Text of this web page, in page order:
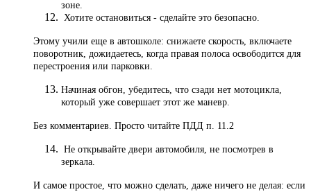
зоне.
Хотите остановиться - сделайте это безопасно.
Этому учили еще в автошколе: снижаете скорость, включаете
поворотник, дожидаетесь, когда правая полоса освободится для
перестроения или парковки.
Начиная обгон, убедитесь, что сзади нет мотоцикла,
который уже совершает этот же маневр.
Без комментариев. Просто читайте ПДД п. 11.2
Не открывайте двери автомобиля, не посмотрев в
зеркала.
И самое простое, что можно сделать, даже ничего не делая: если